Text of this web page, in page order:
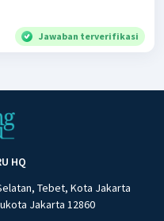
Jawaban terverifikasi
HQ
Tebet, Kota Jakarta
Jakarta 12860